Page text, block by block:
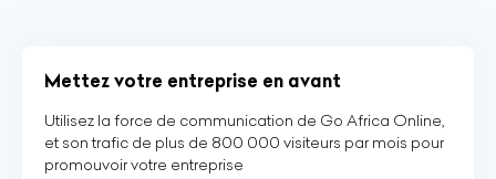
Mettez votre entreprise en avant
Utilisez la force de communication de Go Africa Online,
et son trafic de plus de 800 000 visiteurs par mois pour
promouvoir votre entreprise